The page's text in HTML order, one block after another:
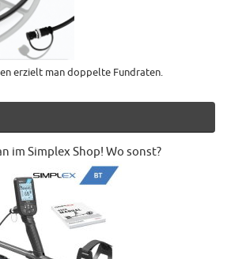
erzielt man doppelte Fundraten.
im Simplex Shop! Wo sonst?